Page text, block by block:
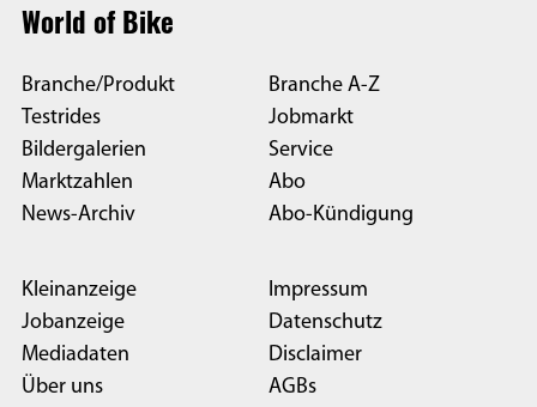
World of Bike
Branche/Produkt
Testrides
Bildergalerien
Marktzahlen
News-Archiv
Branche A-Z
Jobmarkt
Service
Abo
Abo-Kündigung
Kleinanzeige
Jobanzeige
Mediadaten
Über uns
Impressum
Datenschutz
Disclaimer
AGBs